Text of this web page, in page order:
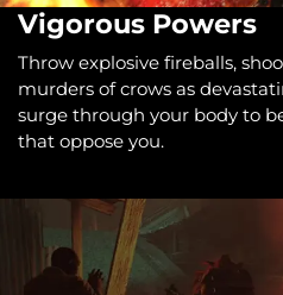
Vigorous Powers
Throw explosive fireballs,
murders of crows as
surge through your body to
that oppose you.